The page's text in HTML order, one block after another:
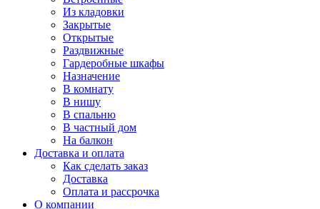
Из кладовки
Закрытые
Открытые
Раздвижные
Гардеробные шкафы
Назначение
В комнату
В нишу
В спальню
В частный дом
На балкон
Доставка и оплата
Как сделать заказ
Доставка
Оплата и рассрочка
О компании